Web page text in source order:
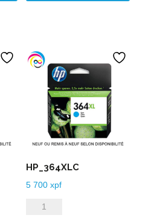
HP_364XLC
5 700xpf
quantité